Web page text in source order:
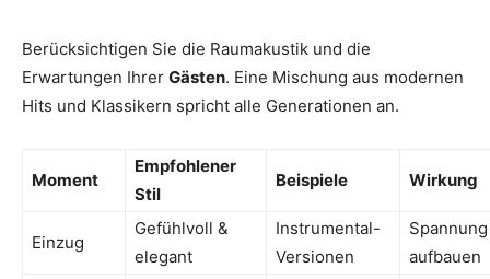
Berücksichtigen Sie die Raumakustik und die
Erwartungen Ihrer Gästen. Eine Mischung aus modernen
Hits und Klassikern spricht alle Generationen an.
Moment
Empfohlener
Stil
Beispiele Wirkung
Einzug
Gefühlvoll &
elegant
Instrumental-
Versionen
Spannung
aufbauen